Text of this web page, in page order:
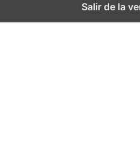
Salir de la